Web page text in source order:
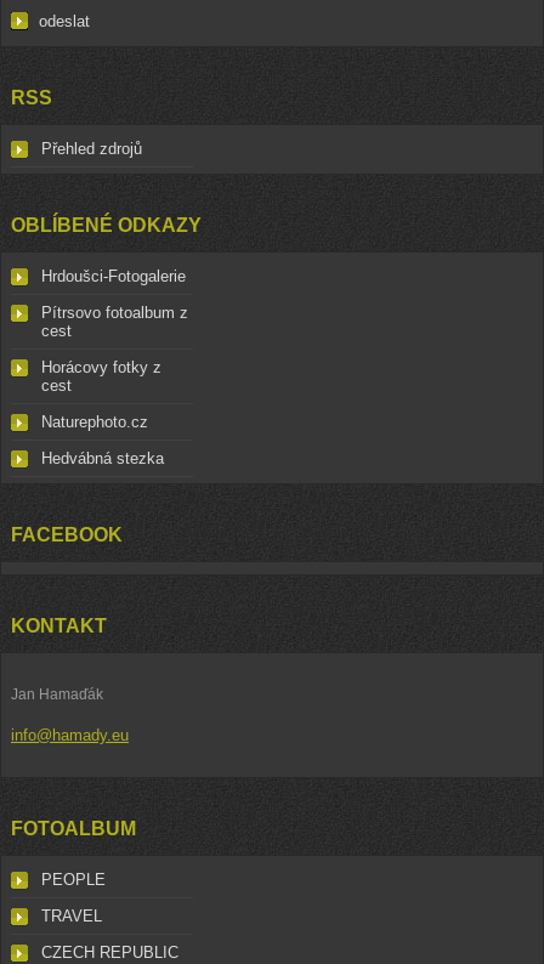
RSS
Přehled zdrojů
OBLÍBENÉ ODKAZY
Hrdoušci-Fotogalerie
Pítrsovo fotoalbum z
cest
Horácovy fotky z
cest
Naturephoto.cz
Hedvábná stezka
FACEBOOK
KONTAKT
Jan Hamaďák
info@hamady.eu
FOTOALBUM
PEOPLE
TRAVEL
CZECH REPUBLIC